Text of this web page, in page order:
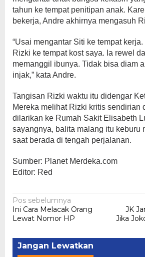
tahun ke tempat penitipan anak.
bekerja, Andre akhirnya mengasuh
“Usai mengantar Siti ke tempat
Rizki ke tempat kost saya. Ia rewel
memanggil ibunya. Tidak bisa diam
injak,” kata Andre.
Tangisan Rizki waktu itu didengar
Mereka melihat Rizki kritis sendirian
dilarikan ke Rumah Sakit Elisabeth
sayangnya, balita malang itu keburu
saat berada di tengah perjalanan.
Sumber: Planet Merdeka.com
Editor: Red
Navigasi
pos
Pos sebelumnya
Ini Cara Melacak Orang
Lewat Nomor HP
JK
Jika
Jangan Lewatkan